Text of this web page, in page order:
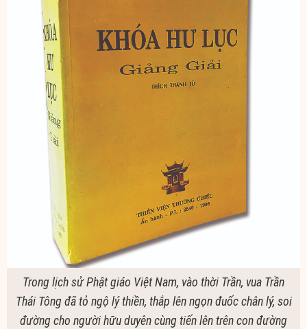
Trong lịch sử Phật giáo Việt Nam, vào thời Trần, vua Trần
Thái Tông đã tỏ ngộ lý thiền, thắp lên ngọn đuốc chân lý, soi
đường cho người hữu duyên cùng tiến lên trên con đường